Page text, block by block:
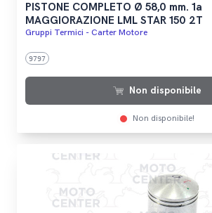
PISTONE COMPLETO Ø 58,0 mm. 1a
MAGGIORAZIONE LML STAR 150 2T
Gruppi Termici - Carter Motore
9797
Non disponibile
Non disponibile!